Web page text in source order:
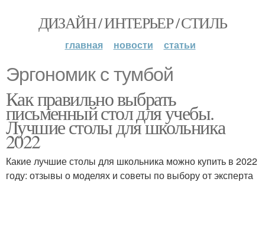
ДИЗАЙН / ИНТЕРЬЕР / СТИЛЬ
главная новости статьи
Эргономик с тумбой
Как правильно выбрать
письменный стол для учебы.
Лучшие столы для школьника
2022
Какие лучшие столы для школьника можно купить в 2022
году: отзывы о моделях и советы по выбору от эксперта